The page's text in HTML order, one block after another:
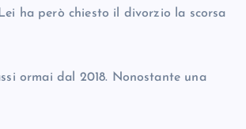
ha però chiesto il divorzio la scorsa
ormai dal 2018. Nonostante una